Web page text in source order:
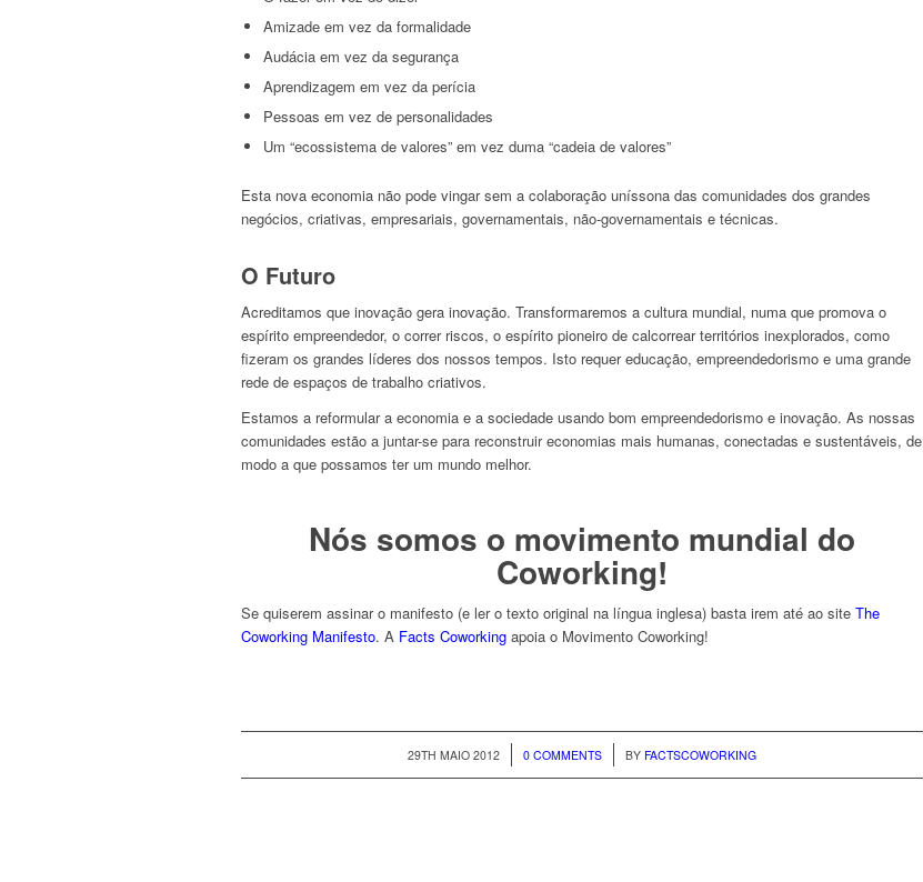
Amizade em vez da formalidade
Audácia em vez da segurança
Aprendizagem em vez da perícia
Pessoas em vez de personalidades
Um “ecossistema de valores” em vez duma “cadeia de valores”
Esta nova economia não pode vingar sem a colaboração uníssona das comunidades dos grandes
negócios, criativas, empresariais, governamentais, não-governamentais e técnicas.
O Futuro
Acreditamos que inovação gera inovação. Transformaremos a cultura mundial, numa que promova o
espírito empreendedor, o correr riscos, o espírito pioneiro de calcorrear territórios inexplorados, como
fizeram os grandes líderes dos nossos tempos. Isto requer educação, empreendedorismo e uma grande
rede de espaços de trabalho criativos.
Estamos a reformular a economia e a sociedade usando bom empreendedorismo e inovação. As nossas
comunidades estão a juntar-se para reconstruir economias mais humanas, conectadas e sustentáveis, de
modo a que possamos ter um mundo melhor.
Nós somos o movimento mundial do
Coworking!
Se quiserem assinar o manifesto (e ler o texto original na língua inglesa) basta irem até ao site The
Coworking Manifesto. A Facts Coworking apoia o Movimento Coworking!
29TH MAIO 2012
/ 0 COMMENTS
/ BY FACTSCOWORKING